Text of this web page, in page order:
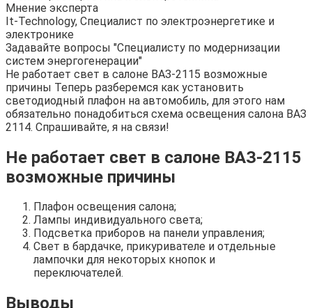
Мнение эксперта
It-Technology, Cпециалист по электроэнергетике и
электронике
Задавайте вопросы "Специалисту по модернизации
систем энергогенерации"
Не работает свет в салоне ВАЗ-2115 возможные
причины Теперь разберемся как установить
светодиодный плафон на автомобиль, для этого нам
обязательно понадобиться схема освещения салона ВАЗ
2114. Спрашивайте, я на связи!
Не работает свет в салоне ВАЗ-2115
возможные причины
Плафон освещения салона;
Лампы индивидуального света;
Подсветка приборов на панели управления;
Свет в бардачке, прикуривателе и отдельные
лампочки для некоторых кнопок и
переключателей.
Выводы